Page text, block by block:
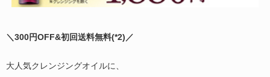
＼300円OFF&初回送料無料(*2)／
大人気クレンジングオイルに、